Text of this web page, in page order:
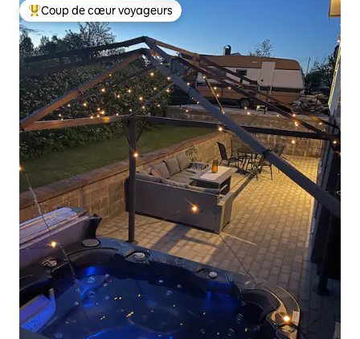
Coups de cœur voyageurs les plus appréciés
Coup de cœur voyageurs